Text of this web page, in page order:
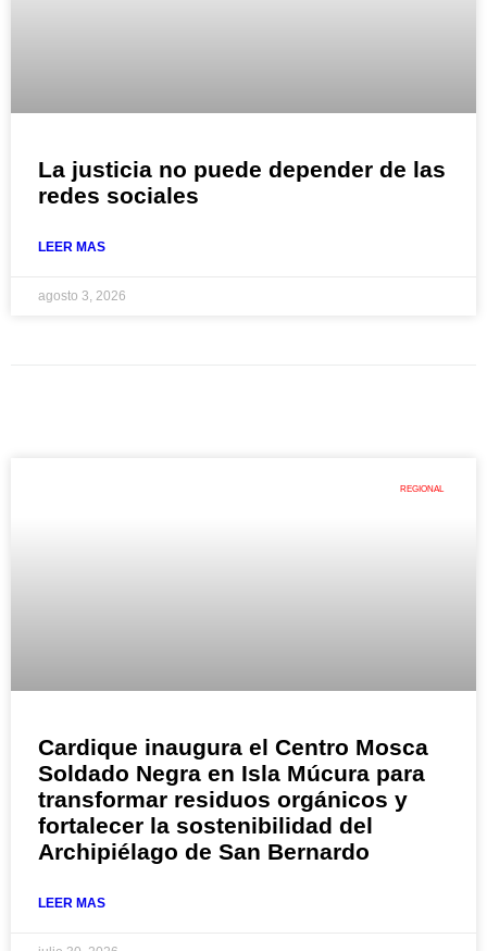
La justicia no puede depender de las
redes sociales
LEER MAS
agosto 3, 2026
REGIONAL
Cardique inaugura el Centro Mosca
Soldado Negra en Isla Múcura para
transformar residuos orgánicos y
fortalecer la sostenibilidad del
Archipiélago de San Bernardo
LEER MAS